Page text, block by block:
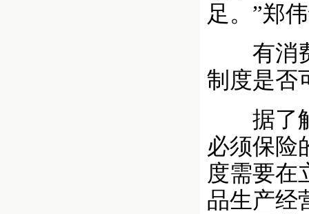
足。”郑
有消费
制度是否
据了解
必须保险
度需要在
品生产经